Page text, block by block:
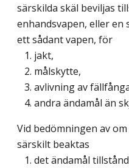
särskilda skäl beviljas
enhandsvapen, eller en
ett sådant vapen, för
1. jakt,
2. målskytte,
3. avlivning av
4. andra ändamål än
Vid bedömningen av
särskilt beaktas
1. det ändamål